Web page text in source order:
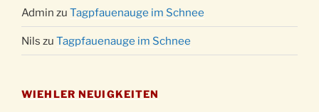
Admin zu Tagpfauenauge im Schnee
Nils zu Tagpfauenauge im Schnee
WIEHLER NEUIGKEITEN